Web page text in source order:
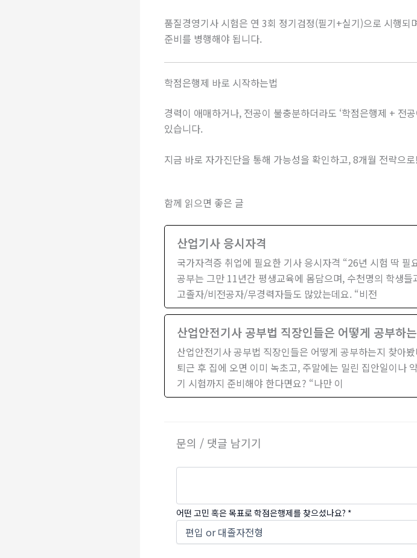
품질경영기사 시험은 연 3회 정기검정(필기+실기)으로 시행
준비를 병행해야 됩니다.
학점은행제 바로 시작하는법
경력이 애매하거나, 전공이 불충분하더라도 ‘학점은행제 + 전
있습니다.
지금 바로 자가진단을 통해 가능성을 확인하고, 8개월 전략으로!
함께 읽으면 좋은 글
산업기사 응시자격
국가자격증 취업에 필요한 기사 응시자격 “26년 시험 딱
공부는 그만 11년간 평생교육에 몸담으며, 수천명의 학생
고졸자/비전공자/무경력자들도 많았는데요. “비전
산업안전기사 공부법 직장인들은 어떻게 공부하
산업안전기사 공부법 직장인들은 어떻게 공부하는지 찾아
퇴근 후 집에 오면 이미 녹초고, 주말에는 밀린 집안일이나
기 시험까지 준비해야 한다면요? “나만 이
문의 / 댓글 남기기
어떤 고민 혹은 목표로 학점은행제를 찾으셨나요? *